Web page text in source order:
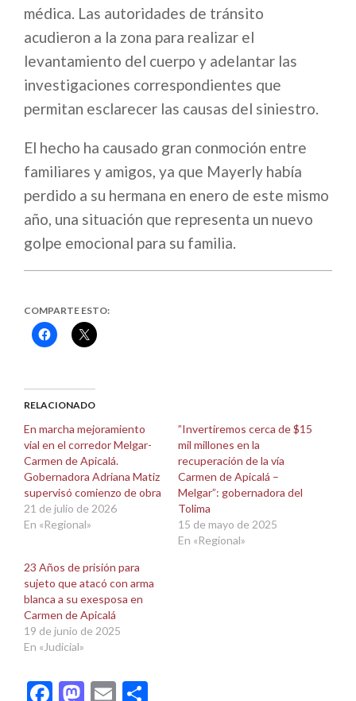
médica. Las autoridades de tránsito
acudieron a la zona para realizar el
levantamiento del cuerpo y adelantar las
investigaciones correspondientes que
permitan esclarecer las causas del siniestro.
El hecho ha causado gran conmoción entre
familiares y amigos, ya que Mayerly había
perdido a su hermana en enero de este mismo
año, una situación que representa un nuevo
golpe emocional para su familia.
COMPARTE ESTO:
Haz
clic
(Se
abre
una
ventana
nueva)
Haz
clic
(Se
abre
una
ventana
nueva)
RELACIONADO
En marcha mejoramiento
vial en el corredor Melgar-
Carmen de Apicalá.
Gobernadora Adriana Matiz
supervisó comienzo de obra
21 de julio de 2026
En «Regional»
”Invertiremos cerca de $15
mil millones en la
recuperación de la vía
Carmen de Apicalá –
Melgar”: gobernadora del
Tolima
15 de mayo de 2025
En «Regional»
23 Años de prisión para
sujeto que atacó con arma
blanca a su exesposa en
Carmen de Apicalá
19 de junio de 2025
En «Judicial»
Facebook
Mastodon
Email